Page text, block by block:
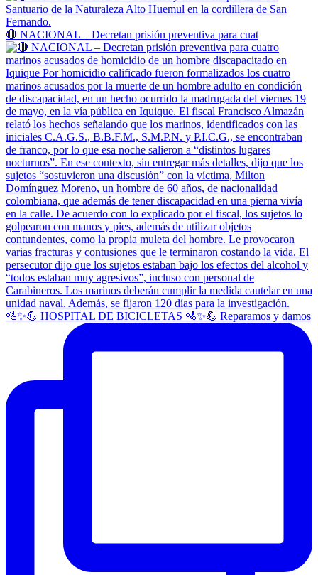
🔴 NACIONAL – Decretan prisión preventiva para cuat
🚵✨💪 HOSPITAL DE BICICLETAS 🚵✨💪 Reparamos y damos